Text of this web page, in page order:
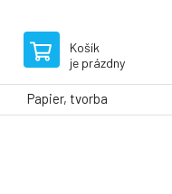
Košík
je prázdny
Papier, tvorba